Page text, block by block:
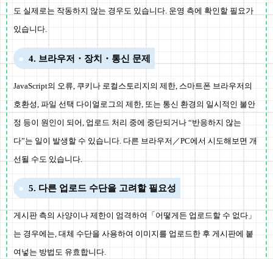
도 실제로는 작동하지 않는 경우도 있습니다. 운영 측에 확인할 필요가
있습니다.
4. 브라우저・장치・통신 문제
JavaScript의 오류, 쿠키나 로컬스토리지의 제한, 스마트폰 브라우저의
호환성, 파일 선택 다이얼로그의 제한, 또는 통신 환경의 일시적인 불안
정 등이 원인이 되어, 업로드 처리 중에 중단되거나 “반응하지 않는
다”는 일이 발생할 수 있습니다. 다른 브라우저／PC에서 시도해보면 개
선될 수도 있습니다.
5. 다른 업로드 수단을 고려할 필요성
게시판 측의 사양이나 제한이 엄격하여「어떻게든 업로드할 수 없다」
는 경우에는, 대체 수단을 사용하여 이미지를 업로드한 후 게시판에 붙
여넣는 방법도 유효합니다.